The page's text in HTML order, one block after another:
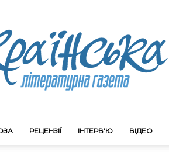
РЕЦЕНЗІЇ ІНТЕРВ’Ю ВІДЕО